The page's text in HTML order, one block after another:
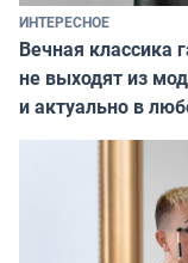
ИНТЕРЕСНОЕ
Вечная классика
не выходят из
и актуально в